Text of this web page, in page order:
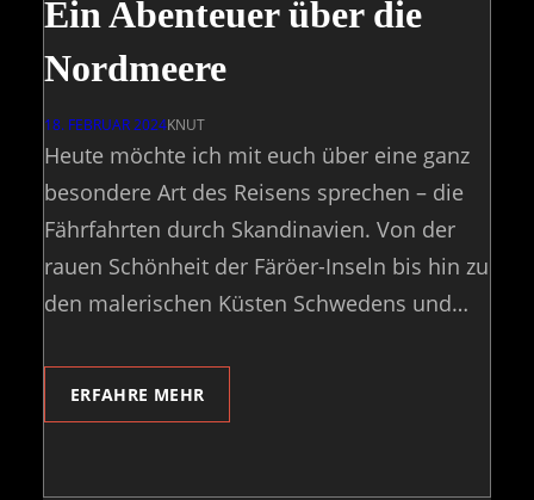
Ein Abenteuer über die
Nordmeere
18. FEBRUAR 2024KNUT
Heute möchte ich mit euch über eine ganz
besondere Art des Reisens sprechen – die
Fährfahrten durch Skandinavien. Von der
rauen Schönheit der Färöer-Inseln bis hin zu
den malerischen Küsten Schwedens und…
ERFAHRE MEHR